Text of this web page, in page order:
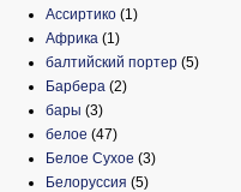
Ассиртико (1)
Африка (1)
балтийский портер (5)
Барбера (2)
бары (3)
белое (47)
Белое Сухое (3)
Белоруссия (5)